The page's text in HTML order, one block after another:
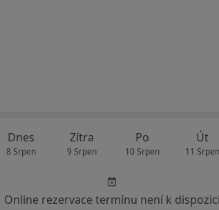
Dnes
8 Srpen
Zítra
9 Srpen
Po
10 Srpen
Út
11 Srpen
Online rezervace termínu není k dispozici